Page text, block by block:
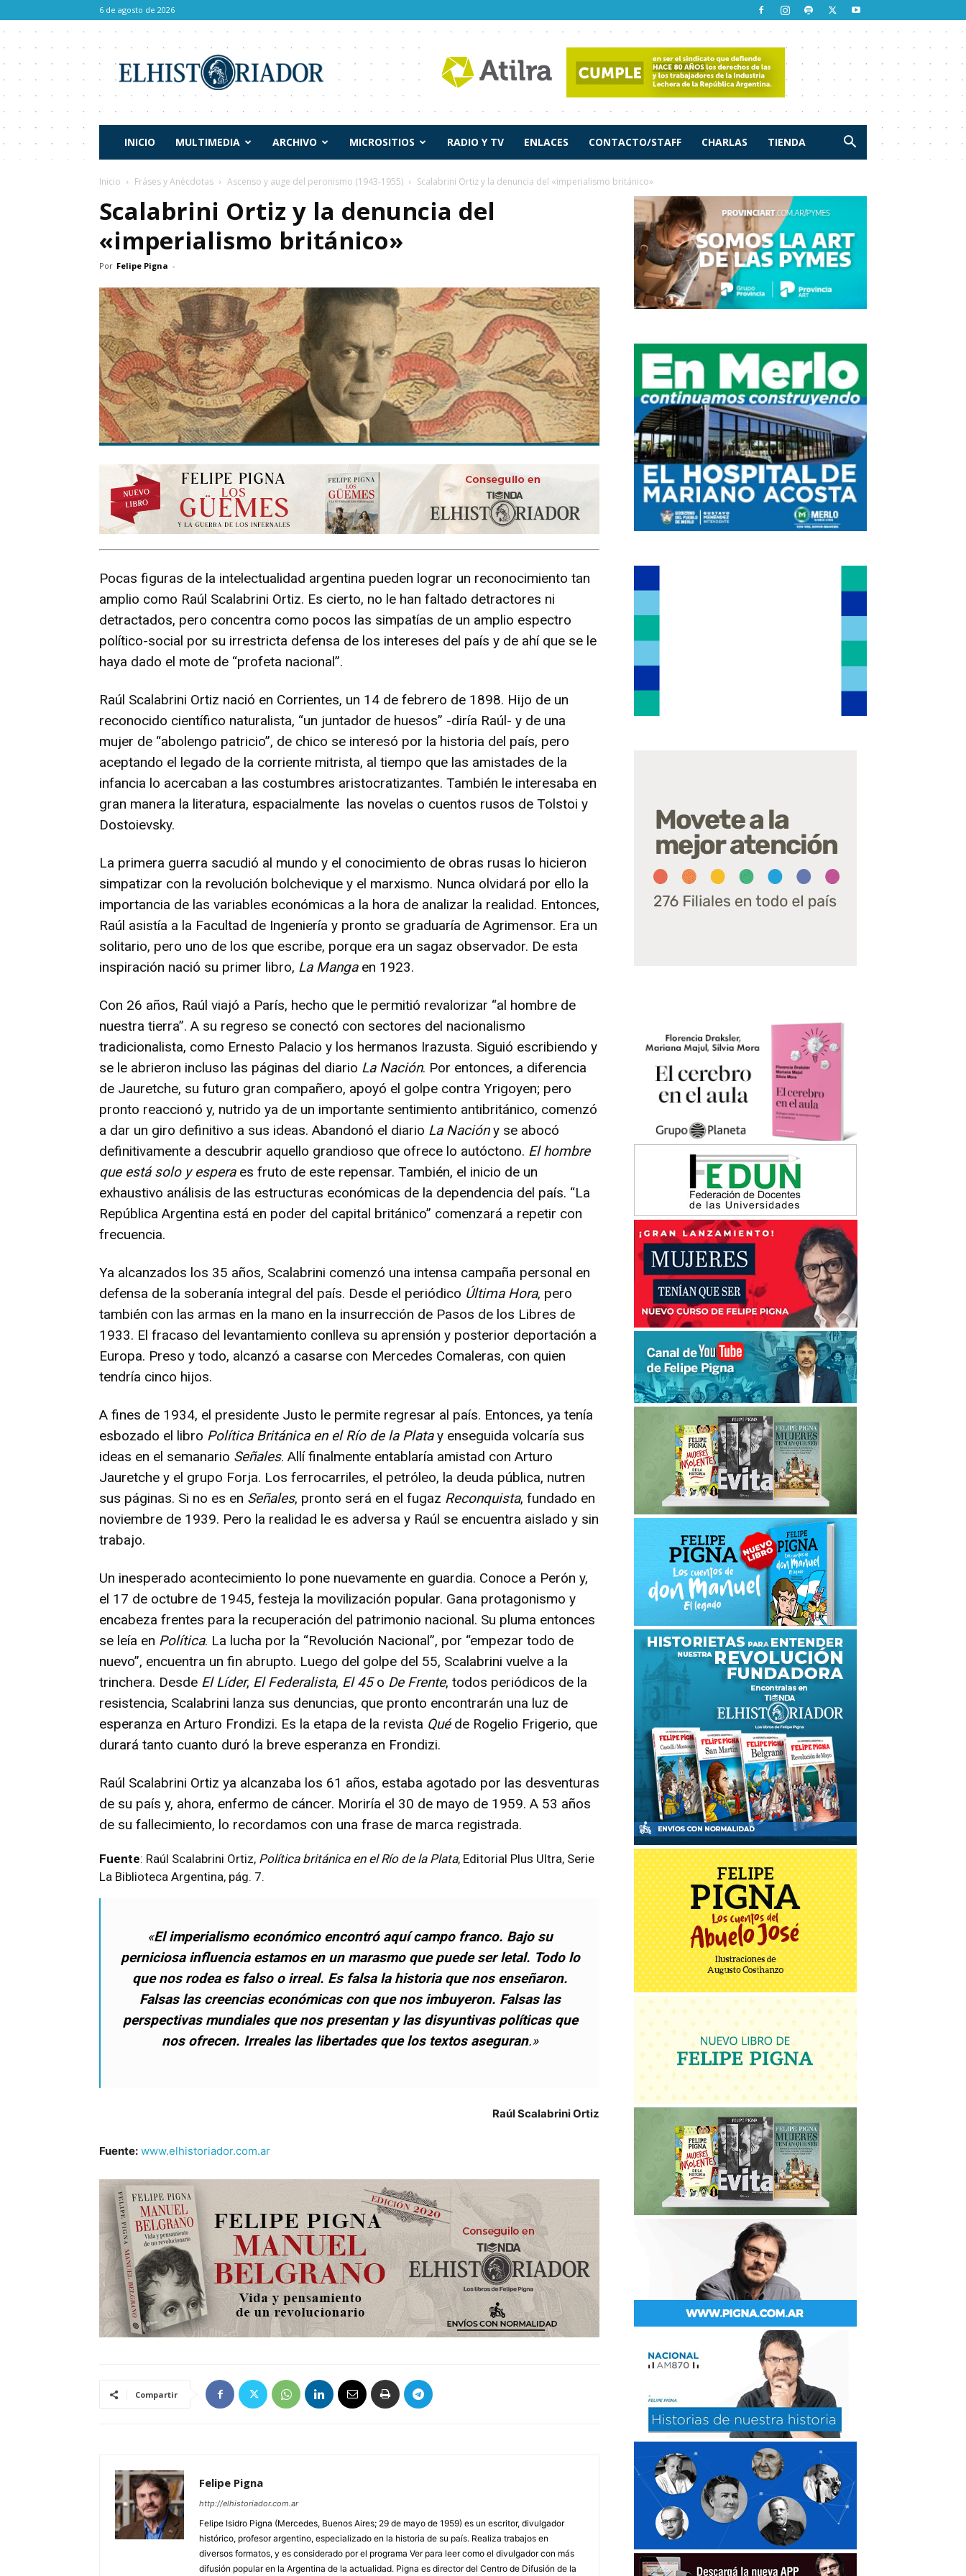
6 de agosto de 2026
Historiador
INICIO MULTIMEDIA ARCHIVO MICROSITIOS RADIO Y TV ENLACES CONTACTO/STAFF CHARLAS TIENDA
Inicio Fráses y Anécdotas Ascenso y auge del peronismo (1943-1955) Scalabrini Ortiz y la denuncia del «imperialismo británico»
Scalabrini Ortiz y la denuncia del
«imperialismo británico»
Por Felipe Pigna -
Pocas figuras de la intelectualidad argentina pueden lograr un reconocimiento tan
amplio como Raúl Scalabrini Ortiz. Es cierto, no le han faltado detractores ni
detractados, pero concentra como pocos las simpatías de un amplio espectro
político-social por su irrestricta defensa de los intereses del país y de ahí que se le
haya dado el mote de “profeta nacional”.
Raúl Scalabrini Ortiz nació en Corrientes, un 14 de febrero de 1898. Hijo de un
reconocido científico naturalista, “un juntador de huesos” -diría Raúl- y de una
mujer de “abolengo patricio”, de chico se interesó por la historia del país, pero
aceptando el legado de la corriente mitrista, al tiempo que las amistades de la
infancia lo acercaban a las costumbres aristocratizantes. También le interesaba en
gran manera la literatura, espacialmente las novelas o cuentos rusos de Tolstoi y
Dostoievsky.
La primera guerra sacudió al mundo y el conocimiento de obras rusas lo hicieron
simpatizar con la revolución bolchevique y el marxismo. Nunca olvidará por ello la
importancia de las variables económicas a la hora de analizar la realidad. Entonces,
Raúl asistía a la Facultad de Ingeniería y pronto se graduaría de Agrimensor. Era un
solitario, pero uno de los que escribe, porque era un sagaz observador. De esta
inspiración nació su primer libro, La Mangaen 1923.
Con 26 años, Raúl viajó a París, hecho que le permitió revalorizar “al hombre de
nuestra tierra”. A su regreso se conectó con sectores del nacionalismo
tradicionalista, como Ernesto Palacio y los hermanos Irazusta. Siguió escribiendo y
se le abrieron incluso las páginas del diario La Nación. Por entonces, a diferencia
de Jauretche, su futuro gran compañero, apoyó el golpe contra Yrigoyen; pero
pronto reaccionó y, nutrido ya de un importante sentimiento antibritánico, comenzó
a dar un giro definitivo a sus ideas. Abandonó el diario La Nacióny se abocó
definitivamente a descubrir aquello grandioso que ofrece lo autóctono. El hombre
que está solo y esperaes fruto de este repensar. También, el inicio de un
exhaustivo análisis de las estructuras económicas de la dependencia del país. “La
República Argentina está en poder del capital británico” comenzará a repetir con
frecuencia.
Ya alcanzados los 35 años, Scalabrini comenzó una intensa campaña personal en
defensa de la soberanía integral del país. Desde el periódico Última Hora, pero
también con las armas en la mano en la insurrección de Pasos de los Libres de
1933. El fracaso del levantamiento conlleva su aprensión y posterior deportación a
Europa. Preso y todo, alcanzó a casarse con Mercedes Comaleras, con quien
tendría cinco hijos.
A fines de 1934, el presidente Justo le permite regresar al país. Entonces, ya tenía
esbozado el libro Política Británica en el Río de la Platay enseguida volcaría sus
ideas en el semanario Señales. Allí finalmente entablaría amistad con Arturo
Jauretche y el grupo Forja. Los ferrocarriles, el petróleo, la deuda pública, nutren
sus páginas. Si no es en Señales, pronto será en el fugaz Reconquista, fundado en
noviembre de 1939. Pero la realidad le es adversa y Raúl se encuentra aislado y sin
trabajo.
Un inesperado acontecimiento lo pone nuevamente en guardia. Conoce a Perón y,
el 17 de octubre de 1945, festeja la movilización popular. Gana protagonismo y
encabeza frentes para la recuperación del patrimonio nacional. Su pluma entonces
se leía en Política. La lucha por la “Revolución Nacional”, por “empezar todo de
nuevo”, encuentra un fin abrupto. Luego del golpe del 55, Scalabrini vuelve a la
trinchera. Desde El Líder, El Federalista, El 45o De Frente, todos periódicos de la
resistencia, Scalabrini lanza sus denuncias, que pronto encontrarán una luz de
esperanza en Arturo Frondizi. Es la etapa de la revista Quéde Rogelio Frigerio, que
durará tanto cuanto duró la breve esperanza en Frondizi.
Raúl Scalabrini Ortiz ya alcanzaba los 61 años, estaba agotado por las desventuras
de su país y, ahora, enfermo de cáncer. Moriría el 30 de mayo de 1959. A 53 años
de su fallecimiento, lo recordamos con una frase de marca registrada.
Fuente: Raúl Scalabrini Ortiz, Política británica en el Río de la Plata, Editorial Plus Ultra, Serie
La Biblioteca Argentina, pág. 7.
«El imperialismo económico encontró aquí campo franco. Bajo su
perniciosa influencia estamos en un marasmo que puede ser letal. Todo lo
que nos rodea es falso o irreal. Es falsa la historia que nos enseñaron.
Falsas las creencias económicas con que nos imbuyeron. Falsas las
perspectivas mundiales que nos presentan y las disyuntivas políticas que
nos ofrecen. Irreales las libertades que los textos aseguran.»
Raúl Scalabrini Ortiz
Fuente: www.elhistoriador.com.ar
Compartir
Felipe Pigna
http://elhistoriador.com.ar
Felipe Isidro Pigna (Mercedes, Buenos Aires; 29 de mayo de 1959) es un escritor, divulgador
histórico, profesor argentino, especializado en la historia de su país. Realiza trabajos en
diversos formatos, y es considerado por el programa Ver para leer como el divulgador con más
difusión popular en la Argentina de la actualidad. Pigna es director del Centro de Difusión de la